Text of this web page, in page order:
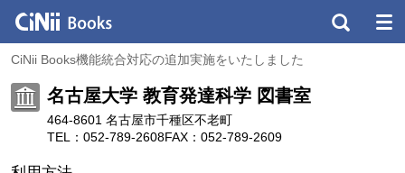
CiNii Books機能統合対応の追加実施をいたしました
名古屋大学 教育発達科学 図書室
464-8601 名古屋市千種区不老町
TEL：052-789-2608FAX：052-789-2609